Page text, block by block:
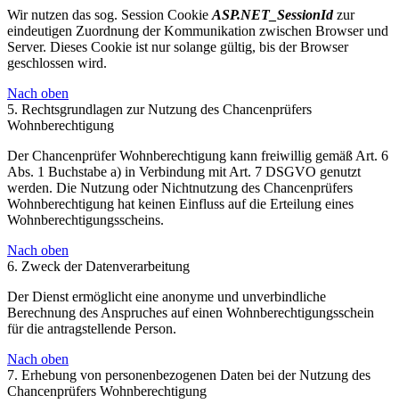
Wir nutzen das sog. Session Cookie ASP.NET_SessionIdzur
eindeutigen Zuordnung der Kommunikation zwischen Browser und
Server. Dieses Cookie ist nur solange gültig, bis der Browser
geschlossen wird.
Nach oben
5. Rechtsgrundlagen zur Nutzung des Chancenprüfers
Wohnberechtigung
Der Chancenprüfer Wohnberechtigung kann freiwillig gemäß Art. 6
Abs. 1 Buchstabe a) in Verbindung mit Art. 7 DSGVO genutzt
werden. Die Nutzung oder Nichtnutzung des Chancenprüfers
Wohnberechtigung hat keinen Einfluss auf die Erteilung eines
Wohnberechtigungsscheins.
Nach oben
6. Zweck der Datenverarbeitung
Der Dienst ermöglicht eine anonyme und unverbindliche
Berechnung des Anspruches auf einen Wohnberechtigungsschein
für die antragstellende Person.
Nach oben
7. Erhebung von personenbezogenen Daten bei der Nutzung des
Chancenprüfers Wohnberechtigung